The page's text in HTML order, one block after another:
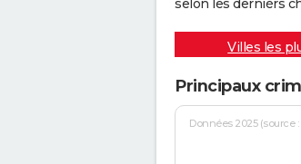
selon les dernièrs
Villes les
Principaux
Données 2025 (source